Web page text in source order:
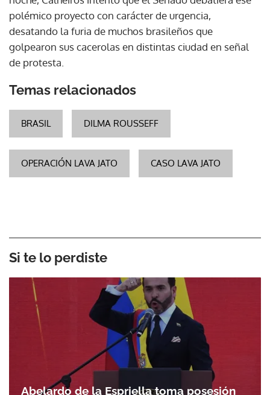
polémico proyecto con carácter de urgencia,
desatando la furia de muchos brasileños que
golpearon sus cacerolas en distintas ciudad en señal
de protesta.
Temas relacionados
BRASIL DILMA ROUSSEFF
OPERACIÓN LAVA JATO CASO LAVA JATO
Si te lo perdiste
Abelardo de la Espriella toma posesión